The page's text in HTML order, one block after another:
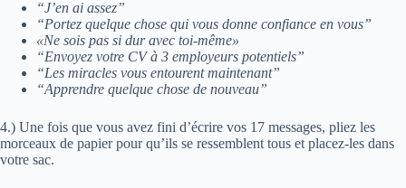
“J’en ai assez”
“Portez quelque chose qui vous donne confiance en vous”
«Ne sois pas si dur avec toi-même»
“Envoyez votre CV à 3 employeurs potentiels”
“Les miracles vous entourent maintenant”
“Apprendre quelque chose de nouveau”
4.) Une fois que vous avez fini d’écrire vos 17 messages, pliez les
morceaux de papier pour qu’ils se ressemblent tous et placez-les dans
votre sac.